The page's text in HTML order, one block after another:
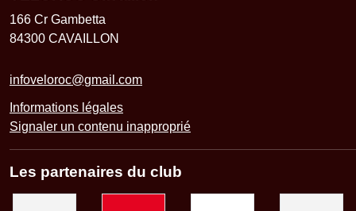
166 Cr Gambetta
84300 CAVAILLON
infoveloroc@gmail.com
Informations légales
Signaler un contenu inapproprié
Les partenaires du club